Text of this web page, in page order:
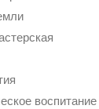
воспитание